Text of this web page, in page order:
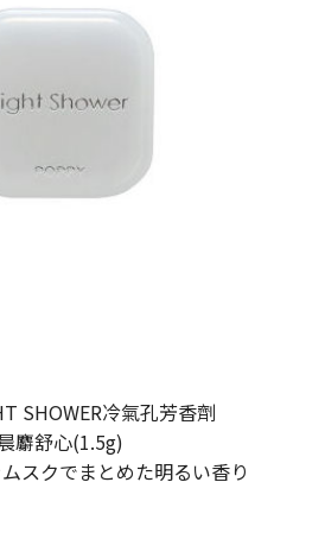
SHOWER冷氣孔芳香劑
麝舒心(1.5g)
スクでまとめた明るい香り